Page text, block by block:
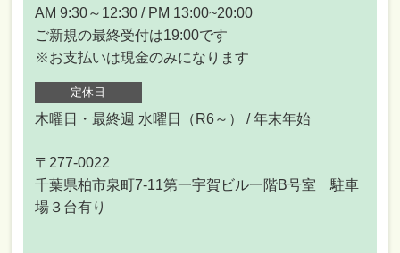
AM 9:30～12:30 / PM 13:00~20:00
ご新規の最終受付は19:00です
※お支払いは現金のみになります
定休日
木曜日・最終週 水曜日（R6～） / 年末年始
〒277-0022
千葉県柏市泉町7-11第一宇賀ビル一階B号室 駐車
場３台有り